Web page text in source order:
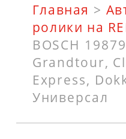
Главная >
ролики на
BOSCH
Grandtour,
Express,
Универсал